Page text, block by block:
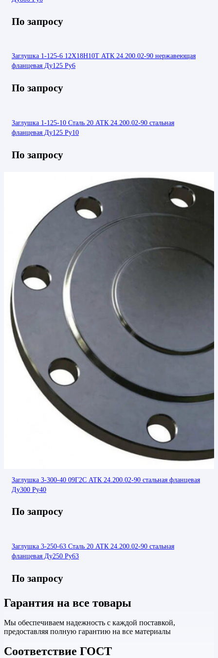
По запросу
Заглушка 1-125-6 12Х18Н10Т АТК 24.200.02-90 нержавеющая
фланцевая Ду125 Ру6
По запросу
Заглушка 1-125-10 Сталь 20 АТК 24.200.02-90 стальная
фланцевая Ду125 Ру10
По запросу
Заглушка 3-300-40 09Г2С АТК 24.200.02-90 стальная фланцевая
Ду300 Ру40
По запросу
Заглушка 3-250-63 Сталь 20 АТК 24.200.02-90 стальная
фланцевая Ду250 Ру63
По запросу
Гарантия на все товары
Мы обеспечиваем надежность с каждой поставкой,
предоставляя полную гарантию на все материалы
Соответствие ГОСТ